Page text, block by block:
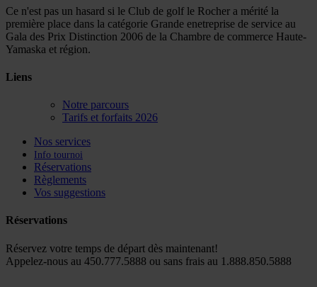
Ce n'est pas un hasard si le Club de golf le Rocher a mérité la
première place dans la catégorie Grande enetreprise de service au
Gala des Prix Distinction 2006 de la Chambre de commerce Haute-
Yamaska et région.
Liens
Notre parcours
Tarifs et forfaits 2026
Nos services
Info tournoi
Réservations
Règlements
Vos suggestions
Réservations
Réservez votre temps de départ dès maintenant!
Appelez-nous au 450.777.5888 ou sans frais au 1.888.850.5888